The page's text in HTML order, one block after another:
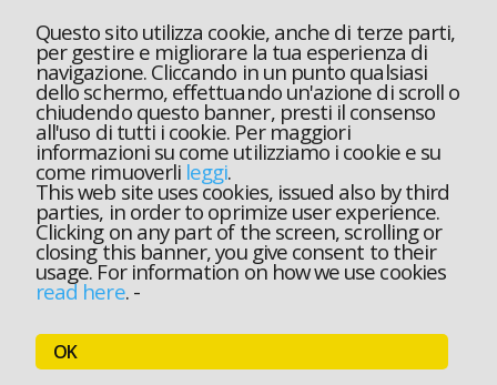
Questo sito utilizza cookie, anche di terze parti,
per gestire e migliorare la tua esperienza di
navigazione. Cliccando in un punto qualsiasi
dello schermo, effettuando un'azione di scroll o
chiudendo questo banner, presti il consenso
all'uso di tutti i cookie. Per maggiori
informazioni su come utilizziamo i cookie e su
come rimuoverli leggi.
This web site uses cookies, issued also by third
parties, in order to oprimize user experience.
Clicking on any part of the screen, scrolling or
closing this banner, you give consent to their
usage. For information on how we use cookies
read here.-
OK